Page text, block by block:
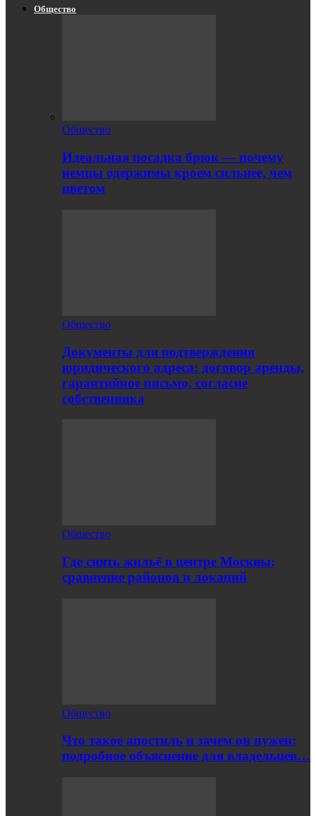
Общество
Общество
Идеальная посадка брюк — почему
немцы одержимы кроем сильнее, чем
цветом
Общество
Документы для подтверждения
юридического адреса: договор аренды,
гарантийное письмо, согласие
собственника
Общество
Где снять жильё в центре Москвы:
сравнение районов и локаций
Общество
Что такое апостиль и зачем он нужен:
подробное объяснение для владельцев…